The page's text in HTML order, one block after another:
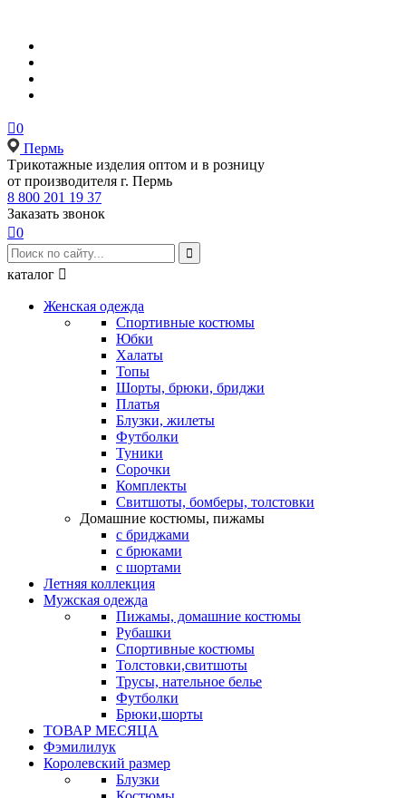
0
Пермь
Tрикотажные изделия оптом и в розницу
от производителя г. Пермь
8 800 201 19 37
Заказать звонок
0

каталог 
Женская одежда
Спортивные костюмы
Юбки
Халаты
Топы
Шорты, брюки, бриджи
Платья
Блузки, жилеты
Футболки
Туники
Сорочки
Комплекты
Свитшоты, бомберы, толстовки
Домашние костюмы, пижамы
с бриджами
с брюками
с шортами
Летняя коллекция
Мужская одежда
Пижамы, домашние костюмы
Рубашки
Спортивные костюмы
Толстовки,свитшоты
Трусы, нательное белье
Футболки
Брюки,шорты
ТОВАР МЕСЯЦА
Фэмилилук
Королевский размер
Блузки